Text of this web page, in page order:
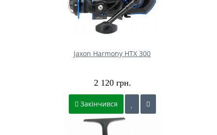
Jaxon Harmony HTX 300
2 120 грн.
Закінчився